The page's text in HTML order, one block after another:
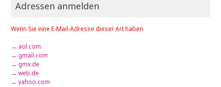
Adressen anmelden
Wenn Sie eine E-Mail-Adresse dieser Art haben
→ aol.com
→ gmail.com
→ gmx.de
→ web.de
→ yahoo.com